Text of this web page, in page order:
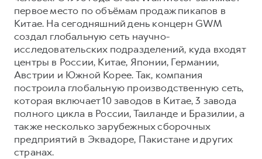
первое место по объёмам продаж пикапов в
Китае. На сегодняшний день концерн GWM
создал глобальную сеть научно-
исследовательских подразделений, куда входят
центры в России, Китае, Японии, Германии,
Австрии и Южной Корее. Так, компания
построила глобальную производственную сеть,
которая включает 10 заводов в Китае, 3 завода
полного цикла в России, Таиланде и Бразилии, а
также несколько зарубежных сборочных
предприятий в Эквадоре, Пакистане и других
странах.